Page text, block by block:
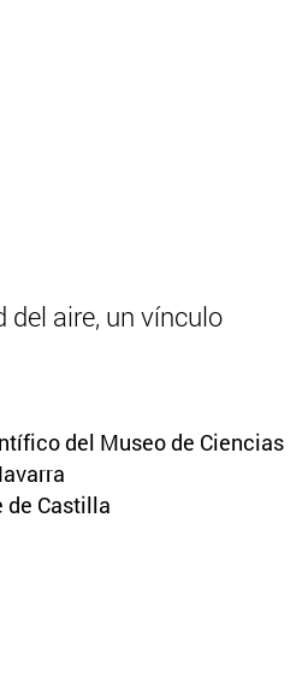
aire, un vínculo
del Museo de Ciencias
de Castilla